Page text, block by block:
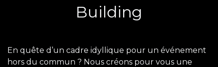
Building
En quête d’un cadre idyllique pour un événement
hors du commun ? Nous créons pour vous une